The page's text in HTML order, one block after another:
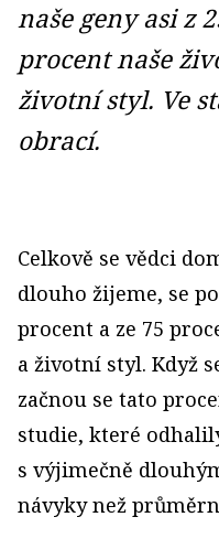
naše geny asi z
procent naše
životní styl. Ve
obrací.
Celkově se vědci
dlouho žijeme, se
procent a ze 75
a životní styl. Když
začnou se tato
studie, které
s výjimečně
návyky než